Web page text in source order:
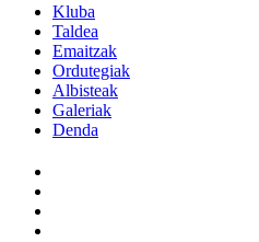
Kluba
Taldea
Emaitzak
Ordutegiak
Albisteak
Galeriak
Denda